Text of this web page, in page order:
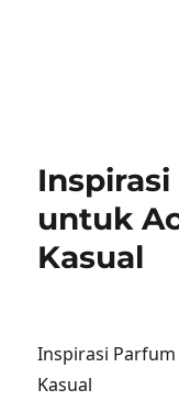
untuk
Kasual
Inspirasi
Kasual